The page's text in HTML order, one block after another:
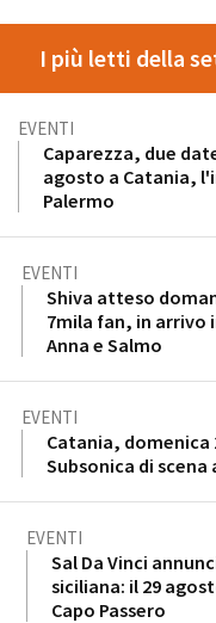
I più letti della
EVENTI
Caparezza, due
agosto a Catania,
Palermo
EVENTI
Shiva atteso
7mila fan, in arrivo
Anna e Salmo
EVENTI
Catania, domenica
Subsonica di scena
EVENTI
Sal Da Vinci
siciliana: il 29
Capo Passero